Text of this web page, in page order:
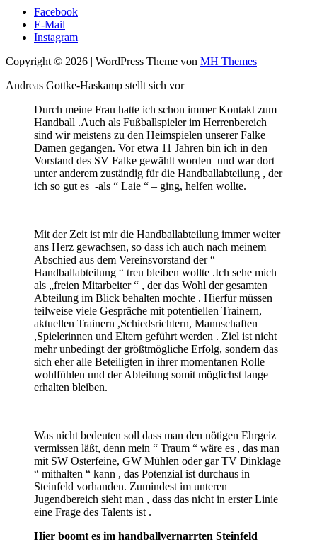
Facebook
E-Mail
Instagram
Copyright © 2026 | WordPress Theme von MH Themes
Andreas Gottke-Haskamp stellt sich vor
Durch meine Frau hatte ich schon immer Kontakt zum
Handball .Auch als Fußballspieler im Herrenbereich
sind wir meistens zu den Heimspielen unserer Falke
Damen gegangen. Vor etwa 11 Jahren bin ich in den
Vorstand des SV Falke gewählt worden und war dort
unter anderem zuständig für die Handballabteilung , der
ich so gut es -als “ Laie “ – ging, helfen wollte.
Mit der Zeit ist mir die Handballabteilung immer weiter
ans Herz gewachsen, so dass ich auch nach meinem
Abschied aus dem Vereinsvorstand der “
Handballabteilung “ treu bleiben wollte .Ich sehe mich
als „freien Mitarbeiter “ , der das Wohl der gesamten
Abteilung im Blick behalten möchte . Hierfür müssen
teilweise viele Gespräche mit potentiellen Trainern,
aktuellen Trainern ,Schiedsrichtern, Mannschaften
,Spielerinnen und Eltern geführt werden . Ziel ist nicht
mehr unbedingt der größtmögliche Erfolg, sondern das
sich eher alle Beteiligten in ihrer momentanen Rolle
wohlfühlen und der Abteilung somit möglichst lange
erhalten bleiben.
Was nicht bedeuten soll dass man den nötigen Ehrgeiz
vermissen läßt, denn mein “ Traum “ wäre es , das man
mit SW Osterfeine, GW Mühlen oder gar TV Dinklage
“ mithalten “ kann , das Potenzial ist durchaus in
Steinfeld vorhanden. Zumindest im unteren
Jugendbereich sieht man , dass das nicht in erster Linie
eine Frage des Talents ist .
Hier boomt es im handballvernarrten Steinfeld